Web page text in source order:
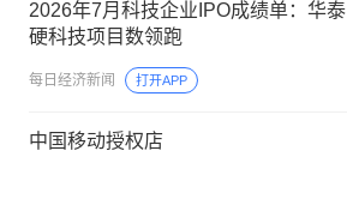
2026年7月科技企业IPO成绩单：华泰
硬科技项目数领跑
每日经济新闻 打开APP
中国移动授权店